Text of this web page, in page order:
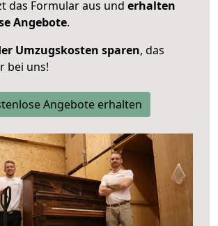
das Formular aus und erhalten
Angebote.
Umzugskosten sparen, das
bei uns!
Angebote erhalten